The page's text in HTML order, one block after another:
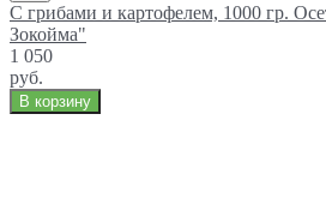
С грибами и картофелем, 1000 гр.
Зокойма"
1 050
руб.
В корзину